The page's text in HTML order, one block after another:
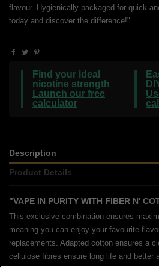
flavour. Hygienically packaged for quick
today and discover the difference!"
Find your ideal
nicotine strength
Launch our free
calculator
Description
Product Details
"VAPE IN PURITY WITH FIBER N'
This exclusive combination ensures
meaning you can enjoy your favourite
replacements. Adapted cotton ensures a
cellulose fibres ensure long life and better